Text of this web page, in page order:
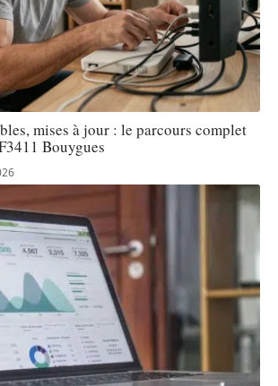
mises à jour : le parcours complet
Bouygues